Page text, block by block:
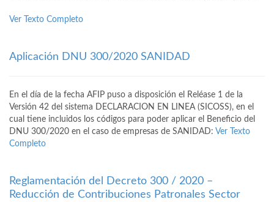
Ver Texto Completo
Aplicación DNU 300/2020 SANIDAD
En el día de la fecha AFIP puso a disposición el Reléase 1 de la
Versión 42 del sistema DECLARACION EN LINEA (SICOSS), en el
cual tiene incluidos los códigos para poder aplicar el Beneficio del
DNU 300/2020 en el caso de empresas de SANIDAD: Ver Texto
Completo
Reglamentación del Decreto 300 / 2020 –
Reducción de Contribuciones Patronales Sector